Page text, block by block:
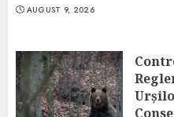
AUGUST 9, 2026